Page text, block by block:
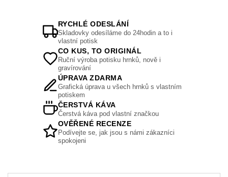
RYCHLÉ ODESLÁNÍ
Skladovky odesíláme do 24hodin a to i
vlastní potisk
CO KUS, TO ORIGINÁL
Ruční výroba potisku hrnků, nově i
gravírování
ÚPRAVA ZDARMA
Grafická úprava u všech hrnků s vlastním
potiskem
ČERSTVÁ KÁVA
Čerstvá káva pod vlastní značkou
OVĚŘENÉ RECENZE
Podívejte se, jak jsou s námi zákazníci
spokojeni